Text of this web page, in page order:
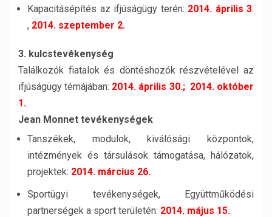
Kapacitásépítés az ifjúságügy terén: 2014. április 3.
, 2014. szeptember 2.
3. kulcstevékenység
Találkozók fiatalok és döntéshozók részvételével az
ifjúságügy témájában: 2014. április 30.; 2014. október
1.
Jean Monnet tevékenységek
Tanszékek, modulok, kiválósági központok,
intézmények és társulások támo­gatása, hálózatok,
projektek: 2014. március 26.
Sportügyi tevékenységek, Együttműködési
partnerségek a sport területén: 2014. május 15.